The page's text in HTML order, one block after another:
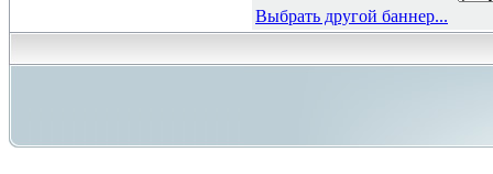
Выбрать другой баннер...